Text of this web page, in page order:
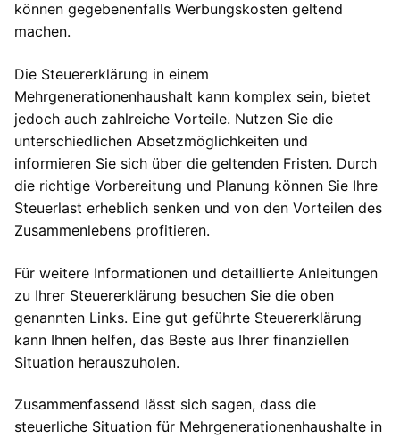
können gegebenenfalls Werbungskosten geltend
machen.
Die Steuererklärung in einem
Mehrgenerationenhaushalt kann komplex sein, bietet
jedoch auch zahlreiche Vorteile. Nutzen Sie die
unterschiedlichen Absetzmöglichkeiten und
informieren Sie sich über die geltenden Fristen. Durch
die richtige Vorbereitung und Planung können Sie Ihre
Steuerlast erheblich senken und von den Vorteilen des
Zusammenlebens profitieren.
Für weitere Informationen und detaillierte Anleitungen
zu Ihrer Steuererklärung besuchen Sie die oben
genannten Links. Eine gut geführte Steuererklärung
kann Ihnen helfen, das Beste aus Ihrer finanziellen
Situation herauszuholen.
Zusammenfassend lässt sich sagen, dass die
steuerliche Situation für Mehrgenerationenhaushalte in